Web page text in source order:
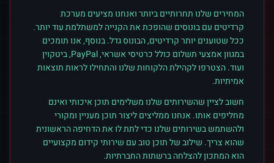
המחירים שלנו תחרותיים ביותר ואנחנו מציעים מערכת
קרדיטים עם בונוסים שהופכת את הקנייה למשתלמת עוד יותר.
ככל שטוענים יותר קרדיטים, הבונוס גדל. בנוסף, אנו תומכים
במגוון אמצעי תשלום כולל כרטיסי אשראי, PayPal, ביטקוין
ועוד. הצטרפו לקהילת הלקוחות שלנו והתחילו לראות תוצאות
אמיתיות.
חשוב לציין שהשירותים שלנו משלימים תוכן איכותי ואינם
מחליפים אותו. אנחנו ממליצים ליצור תוכן מעניין ומקורי
ולהשתמש בשירותים שלנו כדי לתת לו את הדחיפה הראשונית
שהוא צריך. שילוב של תוכן טוב עם שירותי קידום מקצועיים
הוא המתכון להצלחה ברשתות החברתיות.